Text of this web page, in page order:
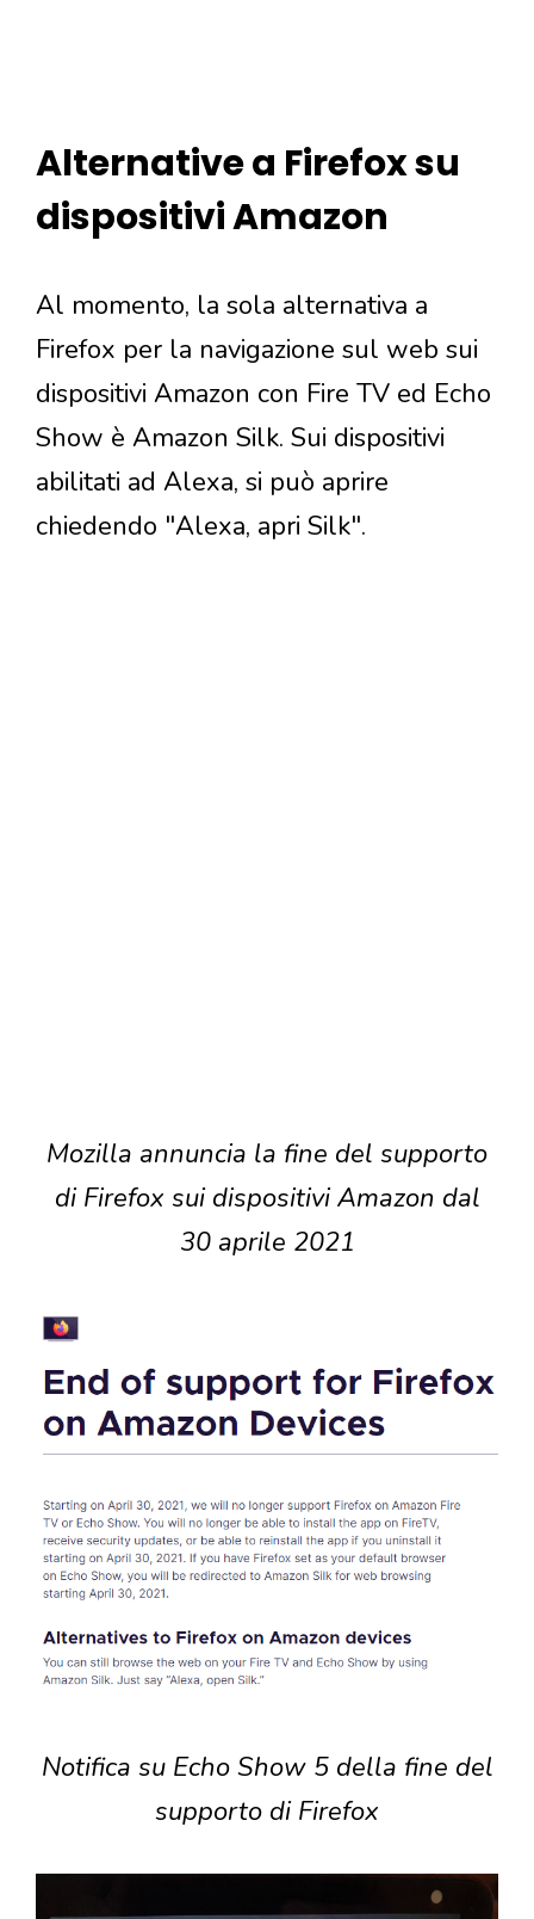
Alternative a Firefox su
dispositivi Amazon
Al momento, la sola alternativa a
Firefox per la navigazione sul web sui
dispositivi Amazon con Fire TV ed Echo
Show è Amazon Silk. Sui dispositivi
abilitati ad Alexa, si può aprire
chiedendo "Alexa, apri Silk".
Mozilla annuncia la fine del supporto
di Firefox sui dispositivi Amazon dal
30 aprile 2021
Notifica su Echo Show 5 della fine del
supporto di Firefox